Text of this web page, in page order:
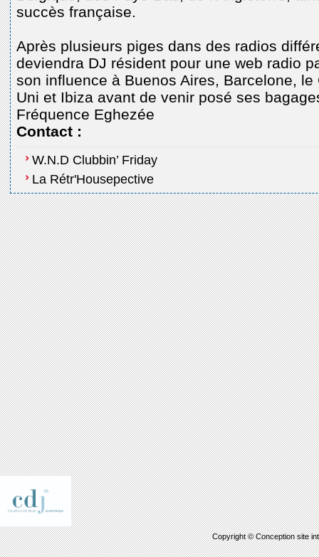
succès française.
Après plusieurs piges dans des radios
deviendra DJ résident pour une web radio
son influence à Buenos Aires, Barcelone,
Uni et Ibiza avant de venir posé ses
Fréquence Eghezée
Contact :
W.N.D Clubbin’ Friday
La Rétr'Housepective
Copyright © Conception site